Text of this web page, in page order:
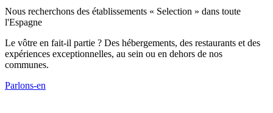
Nous recherchons des établissements « Selection » dans toute
l'Espagne
Le vôtre en fait-il partie ? Des hébergements, des restaurants et des
expériences exceptionnelles, au sein ou en dehors de nos
communes.
Parlons-en